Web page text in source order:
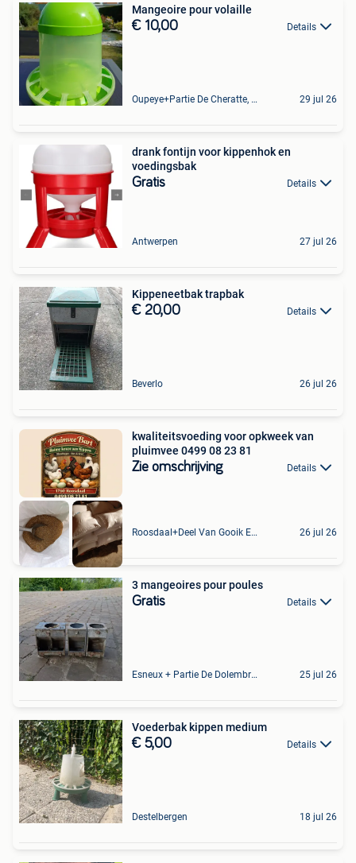
Mangeoire pour volaille
€ 10,00 Details
Oupeye+Partie De Cheratte, Herstal Et Wandre 29 jul 26
drank fontijn voor kippenhok en
voedingsbak
Gratis Details
Antwerpen 27 jul 26
Kippeneetbak trapbak
€ 20,00 Details
Beverlo 26 jul 26
kwaliteitsvoeding voor opkweek van
pluimvee 0499 08 23 81
Zie omschrijving Details
Roosdaal+Deel Van Gooik En Sint-Kwintens-Lennik 26 jul 26
3 mangeoires pour poules
Gratis Details
Esneux + Partie De Dolembreux 25 jul 26
Voederbak kippen medium
€ 5,00 Details
Destelbergen 18 jul 26